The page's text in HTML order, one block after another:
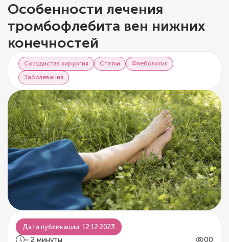
Особенности лечения
тромбофлебита вен нижних
конечностей
Сосудистая хирургия Статьи
Флебология
Заболевания
Дата публикации: 12.12.2023
~ 2 минуты 00